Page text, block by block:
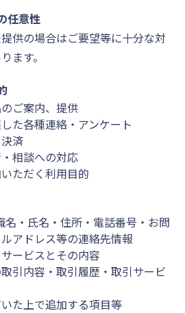
任意性
供の場合はご要望等に十分な対
ます。
ご案内、提供
た各種連絡・アンケート
済
相談への対応
ただく利用目的
・氏名・住所・電話番号・お問
アドレス等の連絡先情報
ービスとその内容
引内容・取引履歴・取引サービ
た上で追加する項目等